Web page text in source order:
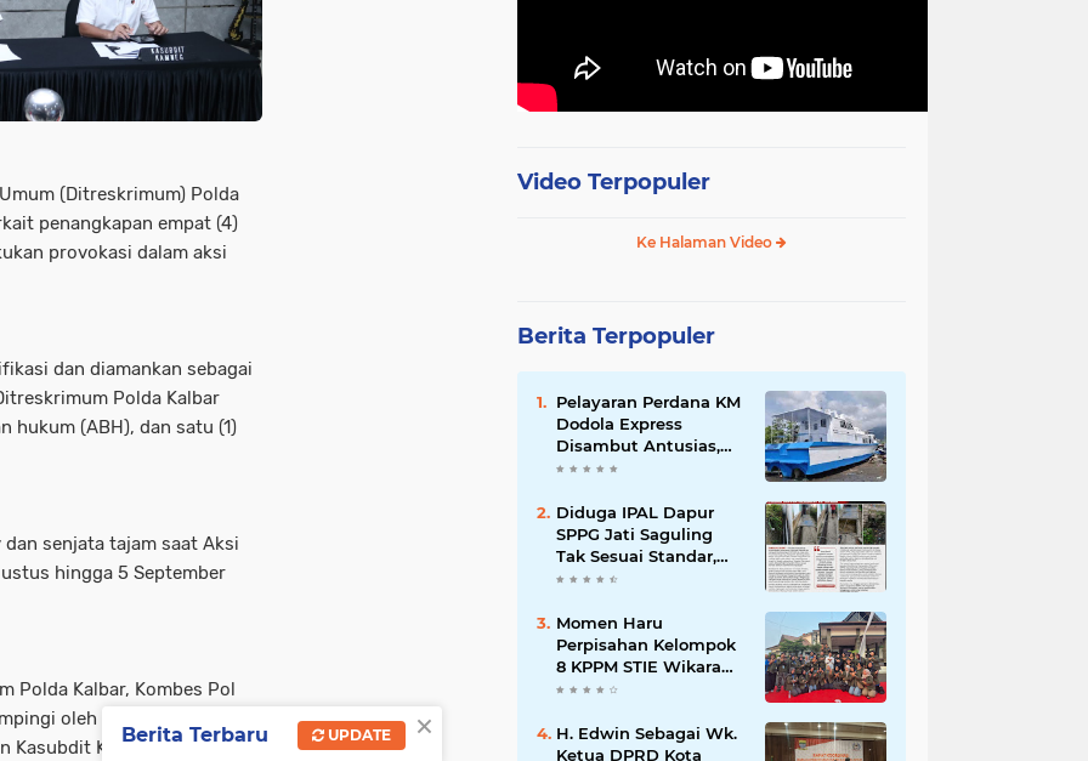
(Ditreskrimum) Polda
penangkapan empat (4)
provokasi dalam aksi
dan diamankan sebagai
Polda Kalbar
hukum (ABH), dan satu (1)
senjata tajam saat Aksi
hingga 5 September
Polda Kalbar, Kombes Pol
oleh Kasubbid Penmas
Kasubdit Kamneg, Kompol
Video Terpopuler
Ke Halaman Video
Berita Terpopuler
Pelayaran Perdana KM
Dodola Express
Disambut Antusias,
Baling-Baling Segera
Diduga IPAL Dapur
SPPG Jati Saguling
Tak Sesuai Standar,
Warga Keluhkan
Mengalir ke Sungai
Momen Haru
Perpisahan Kelompok
8 KPPM STIE Wikara
Bersama Kepala Desa
Kecamatan Bojong
H. Edwin Sebagai Wk.
Ketua DPRD Kota
×
Berita Terbaru UPDATE